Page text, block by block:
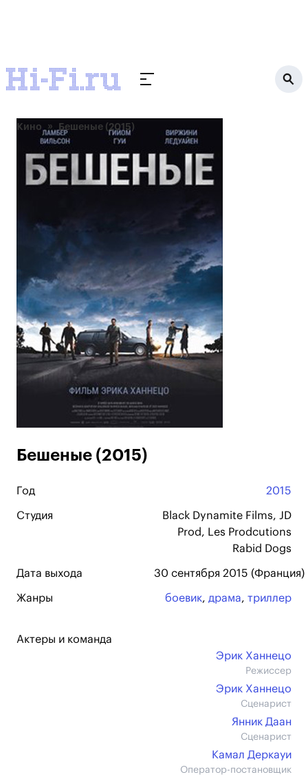
Кино Бешеные (2015)
Бешеные (2015)
Год 2015
Студия
Black Dynamite Films, JD
Prod, Les Prodcutions
Rabid Dogs
Дата выхода 30 сентября 2015 (Франция)
Жанры боевик, драма, триллер
Актеры и команда
Эрик Ханнецо
Режиссер
Эрик Ханнецо
Сценарист
Янник Даан
Сценарист
Камал Деркауи
Оператор-постановщик